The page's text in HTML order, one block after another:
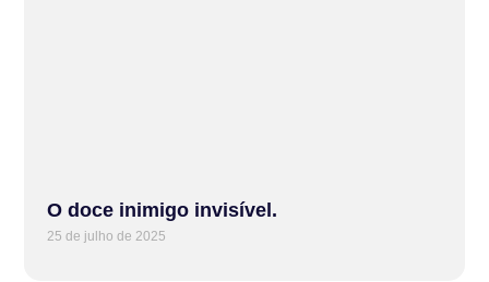
O doce inimigo invisível.
25 de julho de 2025